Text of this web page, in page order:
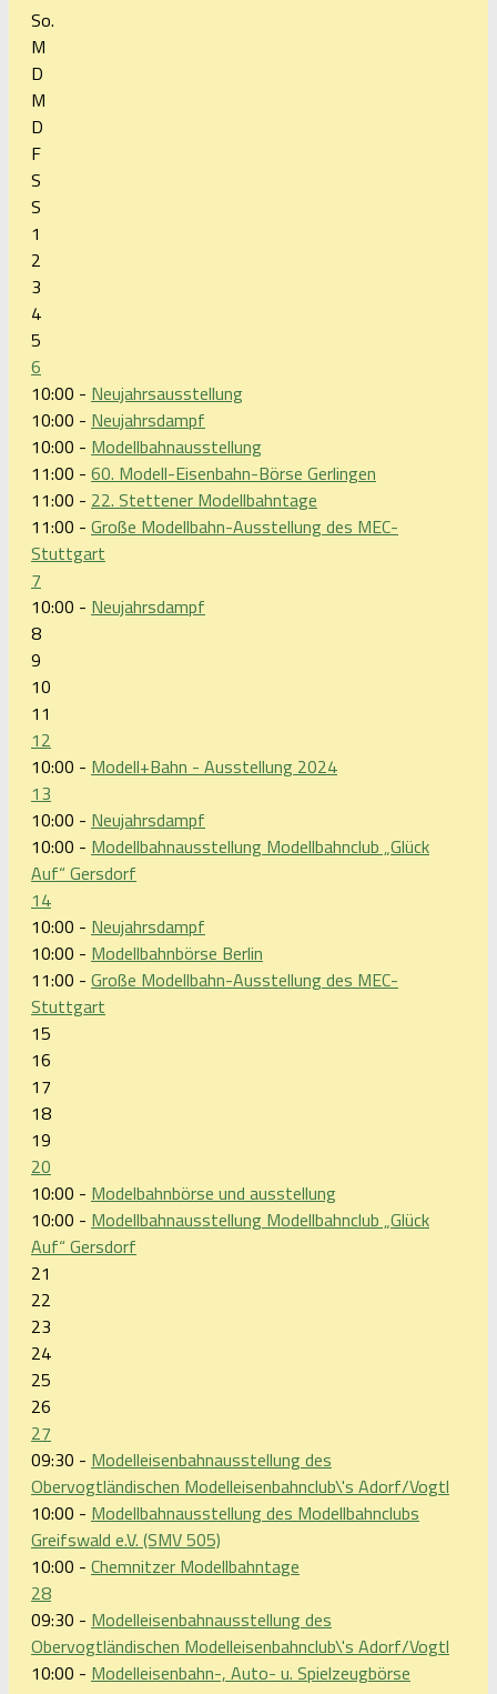
So.
M
D
M
D
F
S
S
1
2
3
4
5
6
10:00 - Neujahrsausstellung
10:00 - Neujahrsdampf
10:00 - Modellbahnausstellung
11:00 - 60. Modell-Eisenbahn-Börse Gerlingen
11:00 - 22. Stettener Modellbahntage
11:00 - Große Modellbahn-Ausstellung des MEC-
Stuttgart
7
10:00 - Neujahrsdampf
8
9
10
11
12
10:00 - Modell+Bahn - Ausstellung 2024
13
10:00 - Neujahrsdampf
10:00 - Modellbahnausstellung Modellbahnclub „Glück
Auf“ Gersdorf
14
10:00 - Neujahrsdampf
10:00 - Modellbahnbörse Berlin
11:00 - Große Modellbahn-Ausstellung des MEC-
Stuttgart
15
16
17
18
19
20
10:00 - Modelbahnbörse und ausstellung
10:00 - Modellbahnausstellung Modellbahnclub „Glück
Auf“ Gersdorf
21
22
23
24
25
26
27
09:30 - Modelleisenbahnausstellung des
Obervogtländischen Modelleisenbahnclub\'s Adorf/Vogtl
10:00 - Modellbahnausstellung des Modellbahnclubs
Greifswald e.V. (SMV 505)
10:00 - Chemnitzer Modellbahntage
28
09:30 - Modelleisenbahnausstellung des
Obervogtländischen Modelleisenbahnclub\'s Adorf/Vogtl
10:00 - Modelleisenbahn-, Auto- u. Spielzeugbörse